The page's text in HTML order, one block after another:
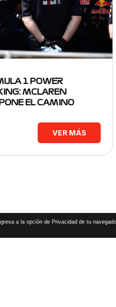
1 POWER
MCLAREN
EL CAMINO
VER MÁS
a la opción de Privacidad de tu